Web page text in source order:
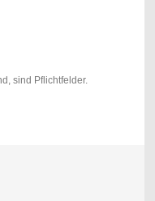
sind Pflichtfelder.